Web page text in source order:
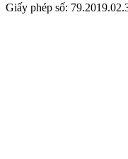
Giấy phép số: